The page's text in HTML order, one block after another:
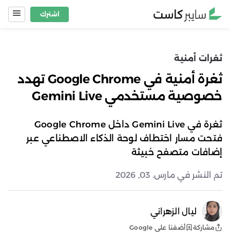
Skip
اشترك
ثغرات أمنية
ثغرة أمنية في Google Chrome تهدد
خصوصية مستخدمي Gemini Live
ثغرة في Gemini Live داخل Google Chrome
فتحت مسار اختطاف لوحة الذكاء الاصطناعي عبر
إضافات متصفح خبيثة
تم النشر في مارس. 03, 2026
ليال الزهراني
مشاركة أضفنا على Google